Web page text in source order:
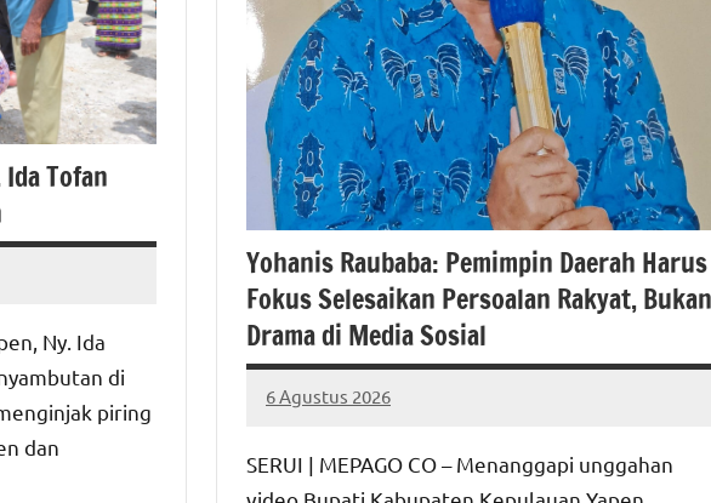
Tofan
Ny. Ida
di
piring
dan
Yohanis Raubaba: Pemimpin Daerah Harus
Fokus Selesaikan Persoalan Rakyat, Bukan
Drama di Media Sosial
6 Agustus 2026
MEPAGO
No
SERUI | MEPAGO CO – Menanggapi unggahan